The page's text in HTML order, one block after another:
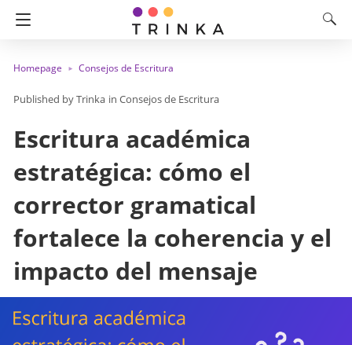
Homepage Consejos de Escritura
Trinka in Consejos de Escritura
Escritura académica
estratégica: cómo el
corrector gramatical
fortalece la coherencia y el
impacto del mensaje